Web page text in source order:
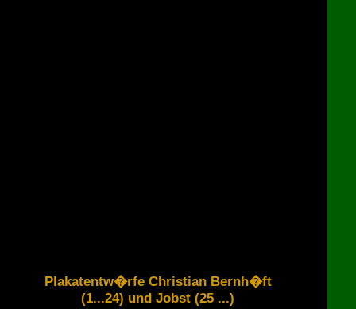
Plakatentw�rfe Christian Bernh�ft
(1...24) und Jobst (25 ...)